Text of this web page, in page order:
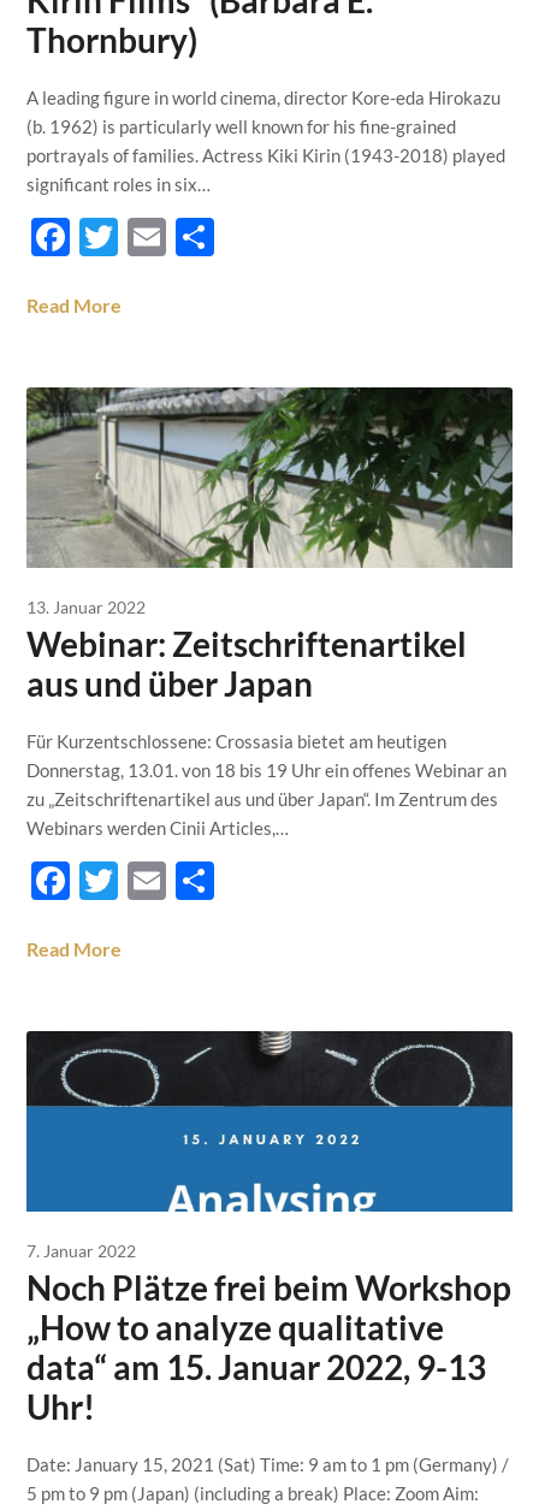
Thornbury)
A leading figure in world cinema, director Kore-eda Hirokazu
(b. 1962) is particularly well known for his fine-grained
portrayals of families. Actress Kiki Kirin (1943-2018) played
significant roles in six…
Facebook
Twitter
Email
Read More
13. Januar 2022
Webinar: Zeitschriftenartikel
aus und über Japan
Für Kurzentschlossene: Crossasia bietet am heutigen
Donnerstag, 13.01. von 18 bis 19 Uhr ein offenes Webinar an
zu „Zeitschriftenartikel aus und über Japan“. Im Zentrum des
Webinars werden Cinii Articles,…
Facebook
Twitter
Email
Read More
7. Januar 2022
Noch Plätze frei beim Workshop
„How to analyze qualitative
data“ am 15. Januar 2022, 9-13
Uhr!
Date: January 15, 2021 (Sat) Time: 9 am to 1 pm (Germany) /
5 pm to 9 pm (Japan) (including a break) Place: Zoom Aim: